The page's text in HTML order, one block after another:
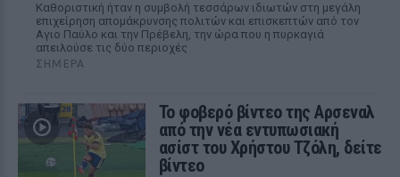
Καθοριστική ήταν η συμβολή τεσσάρων ιδιωτών στη μεγάλη
επιχείρηση απομάκρυνσης πολιτών και επισκεπτών από τον
Αγιο Παύλο και την Πρέβελη, την ώρα που η πυρκαγιά
απειλούσε τις δύο περιοχές
ΣΉΜΕΡΑ
Το φοβερό βίντεο της Αρσεναλ
από την νέα εντυπωσιακή
ασίστ του Χρήστου Τζόλη, δείτε
βίντεο